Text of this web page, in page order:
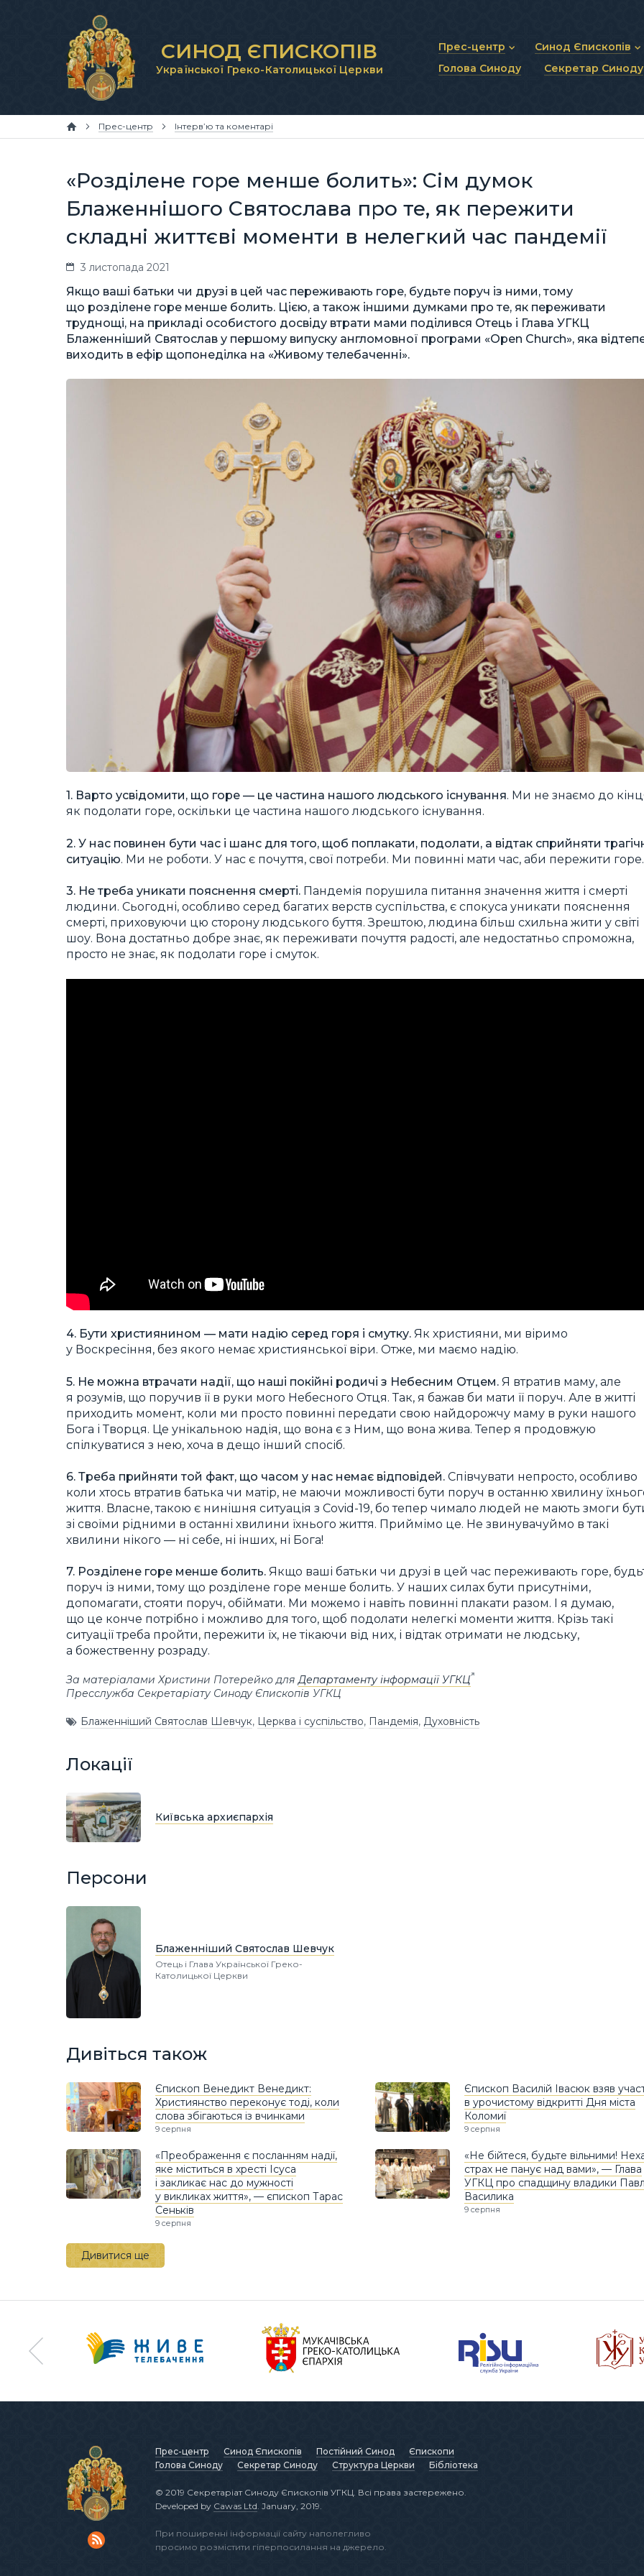
СИНОД ЄПИСКОПІВ
Української Греко-Католицької Церкви
Прес-центр
Новини та анонси
Синод Єпископів
Статут Синоду
Синодальні органи
Голова Синоду Секретар Синоду
Прес-центр Інтерв’ю та коментарі
«Розділене горе менше болить»: Сім думок
Блаженнішого Святослава про те, як пережити
складні життєві моменти в нелегкий час пандемії
3 листопада 2021
Якщо ваші батьки чи друзі в цей час переживають горе, будьте поруч із ними, тому
що розділене горе менше болить. Цією, а також іншими думками про те, як переживати
труднощі, на прикладі особистого досвіду втрати мами поділився Отець і Глава УГКЦ
Блаженніший Святослав у першому випуску англомовної програми «Open Church», яка
виходить в ефір щопонеділка на «Живому телебаченні».
1. Варто усвідомити, що горе — це частина нашого людського існування. Ми не знаємо до
як подолати горе, оскільки це частина нашого людського існування.
2. У нас повинен бути час і шанс для того, щоб поплакати, подолати, а відтак сприйняти
ситуацію. Ми не роботи. У нас є почуття, свої потреби. Ми повинні мати час, аби пережити горе.
3. Не треба уникати пояснення смерті. Пандемія порушила питання значення життя і смерті
людини. Сьогодні, особливо серед багатих верств суспільства, є спокуса уникати пояснення
смерті, приховуючи цю сторону людського буття. Зрештою, людина більш схильна жити у світі
шоу. Вона достатньо добре знає, як переживати почуття радості, але недостатньо спроможна,
просто не знає, як подолати горе і смуток.
4. Бути християнином — мати надію серед горя і смутку. Як християни, ми віримо
у Воскресіння, без якого немає християнської віри. Отже, ми маємо надію.
5. Не можна втрачати надії, що наші покійні родичі з Небесним Отцем. Я втратив маму, але
я розумів, що поручив її в руки мого Небесного Отця. Так, я бажав би мати її поруч. Але в житті
приходить момент, коли ми просто повинні передати свою найдорожчу маму в руки нашого
Бога і Творця. Це унікальною надія, що вона є з Ним, що вона жива. Тепер я продовжую
спілкуватися з нею, хоча в дещо інший спосіб.
6. Треба прийняти той факт, що часом у нас немає відповідей. Співчувати непросто, особливо
коли хтось втратив батька чи матір, не маючи можливості бути поруч в останню хвилину
життя. Власне, такою є нинішня ситуація з Covid-19, бо тепер чимало людей не мають змоги
зі своїми рідними в останні хвилини їхнього життя. Приймімо це. Не звинувачуймо в такі
хвилини нікого — ні себе, ні інших, ні Бога!
7. Розділене горе менше болить. Якщо ваші батьки чи друзі в цей час переживають горе,
поруч із ними, тому що розділене горе менше болить. У наших силах бути присутніми,
допомагати, стояти поруч, обіймати. Ми можемо і навіть повинні плакати разом. І я думаю,
що це конче потрібно і можливо для того, щоб подолати нелегкі моменти життя. Крізь такі
ситуації треба пройти, пережити їх, не тікаючи від них, і відтак отримати не людську,
а божественну розраду.
За матеріалами Христини Потерейко дляДепартаменту інформації УГКЦ
Пресслужба Секретаріату Синоду Єпископів УГКЦ
Блаженніший Святослав Шевчук, Церква і суспільство, Пандемія, Духовність
Локації
Київська архиєпархія
Персони
Блаженніший Святослав Шевчук
Отець і Глава Української Греко-
Католицької Церкви
Дивіться також
Єпископ Венедикт Венедикт:
Християнство переконує тоді, коли
слова збігаються із вчинками
9 серпня
Єпископ Василій Івасюк взяв
в урочистому відкритті Дня міста
Коломиї
9 серпня
«Преображення є посланням надії,
яке міститься в хресті Ісуса
і закликає нас до мужності
у викликах життя», — єпископ Тарас
Сеньків
9 серпня
«Не бійтеся, будьте вільними!
страх не панує над вами», — Глава
УГКЦ про спадщину владики
Василика
9 серпня
Дивитися ще
Прес-центр Синод Єпископів Постійний Синод
Єпископи
Голова Синоду
Секретар Синоду Структура Церкви Бібліотека
© 2019 Секретаріат Синоду Єпископів УГКЦ. Всі права застережено.
Developed by Cawas Ltd . January, 2019.
При поширенні інформації сайту наполегливо
просимо розмістити гіперпосилання на джерело.